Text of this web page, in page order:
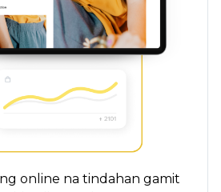
online na tindahan gamit